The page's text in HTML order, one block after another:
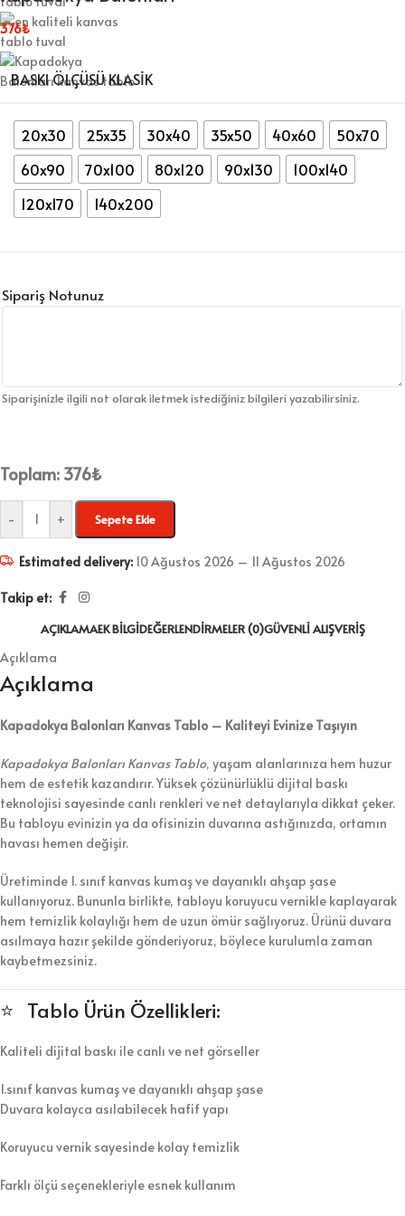
376₺
BASKI ÖLÇÜSÜ KLASIK
20x30 25x35 30x40 35x50 40x60
50x70
60x90
70x100 80x120 90x130
100x140
120x170
140x200
Sipariş Notunuz
Siparişinizle ilgili not olarak iletmek istediğiniz bilgileri yazabilirsiniz.
Toplam: 376₺
- + Sepete Ekle
Estimated delivery: 10 Ağustos 2026 – 11 Ağustos 2026
Takip et:
AÇIKLAMAEK BILGIDEĞERLENDIRMELER (0)GÜVENLI ALIŞVERIŞ
Açıklama
Açıklama
Kapadokya Balonları Kanvas Tablo – Kaliteyi Evinize Taşıyın
Kapadokya Balonları Kanvas Tablo, yaşam alanlarınıza hem huzur
hem de estetik kazandırır. Yüksek çözünürlüklü dijital baskı
teknolojisi sayesinde canlı renkleri ve net detaylarıyla dikkat çeker.
Bu tabloyu evinizin ya da ofisinizin duvarına astığınızda, ortamın
havası hemen değişir.
Üretiminde 1. sınıf kanvas kumaş ve dayanıklı ahşap şase
kullanıyoruz. Bununla birlikte, tabloyu koruyucu vernikle kaplayarak
hem temizlik kolaylığı hem de uzun ömür sağlıyoruz. Ürünü duvara
asılmaya hazır şekilde gönderiyoruz, böylece kurulumla zaman
kaybetmezsiniz.
⭐ Tablo Ürün Özellikleri:
Kaliteli dijital baskı ile canlı ve net görseller
1.sınıf kanvas kumaş ve dayanıklı ahşap şase
Duvara kolayca asılabilecek hafif yapı
Koruyucu vernik sayesinde kolay temizlik
Farklı ölçü seçenekleriyle esnek kullanım